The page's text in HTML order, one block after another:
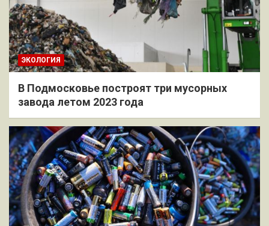
ЭКОЛОГИЯ
В Подмосковье построят три мусорных
завода летом 2023 года